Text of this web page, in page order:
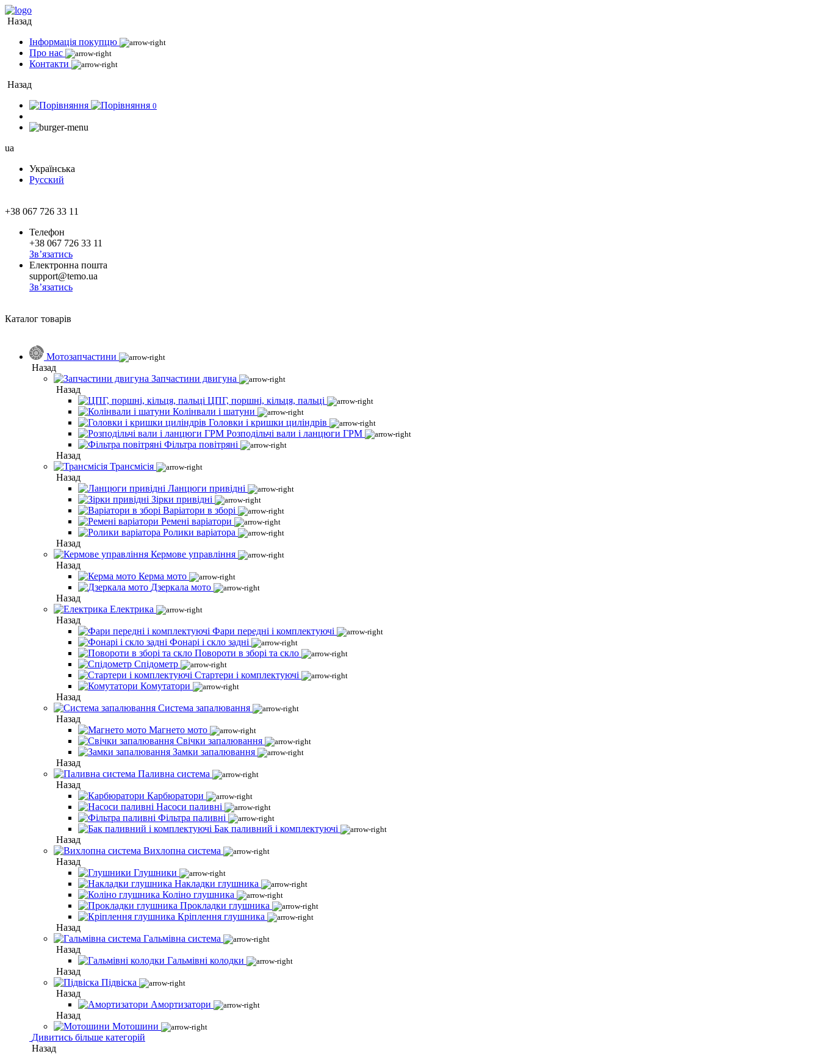
Назад
Інформація покупцю
Про нас
Контакти
Назад
0
ua
Українська
Русский
+38 067 726 33 11
Телефон
+38 067 726 33 11
Зв’язатись
Електронна пошта
support@temo.ua
Зв’язатись
Каталог товарів
Мотозапчастини
Назад
Запчастини двигуна
Назад
ЦПГ, поршні, кільця, пальці
Колінвали і шатуни
Головки і кришки циліндрів
Розподільчі вали і ланцюги ГРМ
Фільтра повітряні
Назад
Трансмісія
Назад
Ланцюги привідні
Зірки привідні
Варіатори в зборі
Ремені варіатори
Ролики варіатора
Назад
Кермове управління
Назад
Керма мото
Дзеркала мото
Назад
Електрика
Назад
Фари передні і комплектуючі
Фонарі і скло задні
Повороти в зборі та скло
Спідометр
Стартери і комплектуючі
Комутатори
Назад
Система запалювання
Назад
Магнето мото
Свічки запалювання
Замки запалювання
Назад
Паливна система
Назад
Карбюратори
Насоси паливні
Фільтра паливні
Бак паливний і комплектуючі
Назад
Вихлопна система
Назад
Глушники
Накладки глушника
Коліно глушника
Прокладки глушника
Кріплення глушника
Назад
Гальмівна система
Назад
Гальмівні колодки
Назад
Підвіска
Назад
Амортизатори
Назад
Мотошини
Дивитись більше категорій
Назад